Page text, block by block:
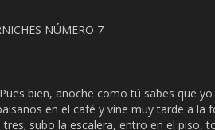
NÚMERO 7
bien, anoche como tú sabes que
en el café y vine muy tarde a la
tres; subo la escalera, entro en el piso,